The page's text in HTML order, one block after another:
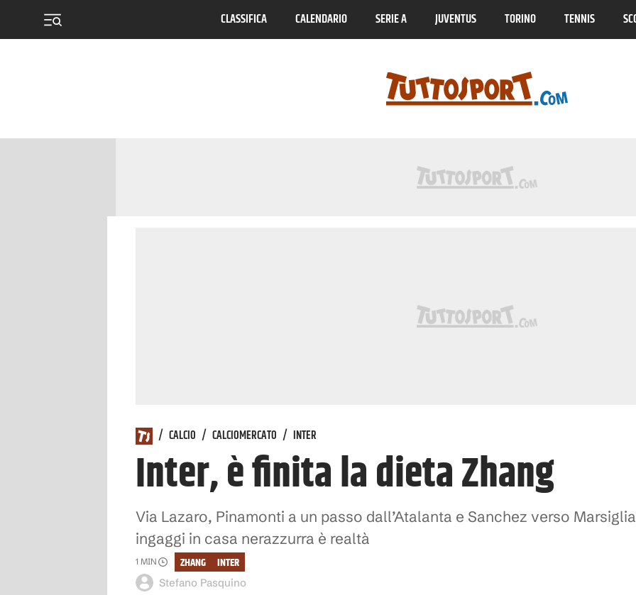
CLASSIFICA CALENDARIO SERIE A JUVENTUS TORINO TENNIS
/ CALCIO / CALCIOMERCATO / INTER
Inter, è finita la dieta Zhang
Via Lazaro, Pinamonti a un passo dall’Atalanta e Sanchez verso
ingaggi in casa nerazzurra è realtà
Stefano Pasquino
1 MIN INTER
ZHANG